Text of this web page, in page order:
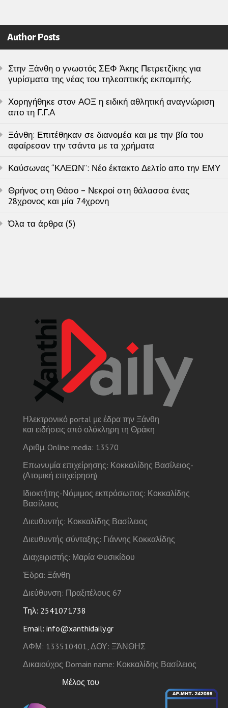
Author Posts
Στην Ξάνθη ο γνωστός ΣΕΦ Άκης Πετρετζίκης για
γυρίσματα της νέας του τηλεοπτικής εκπομπής.
Χορηγήθηκε στον ΑΟΞ η ειδική αθλητική αναγνώριση
απο τη Γ.Γ.Α
Ξάνθη: Επιτέθηκαν σε διανομέα και με την βία του
αφαίρεσαν την τσάντα με τα χρήματα
Καύσωνας “ΚΛΕΩΝ”: Νέο έκτακτο Δελτίο απο την ΕΜΥ
Θρήνος στη Θάσο – Νεκροί στη θάλασσα ένας
28χρονος και μία 74χρονη
Όλα τα άρθρα (5)
Ηλεκτρονικό portal με έδρα την Ξάνθη
και ειδήσεις από ολόκληρη τη Θράκη
Αριθμ. Online media: 13570
Επωνυμία επιχείρησης: Κοκκαλίδης Βασίλειος-
(Ατομική επιχείρηση)
Ιδιοκτήτης-Νόμιμος εκπρόσωπος: Κοκκαλίδης
Βασίλειος
Διευθυντής: Κοκκαλίδης Βασίλειος
Διευθυντής σύνταξης: Γιάννης Κοκκαλίδης
Διαχειριστής: Μαρία Φυσικίδου
Έδρα: Ξάνθη
Διεύθυνση: Πραξιτέλους 67
Τηλ: 2541071738
Email: info@xanthidaily.gr
ΑΦΜ: 133510401, ΔΟΥ: ΞΆΝΘΗΣ
Δικαιούχος Domain name: Κοκκαλίδης Βασίλειος
Μέλος του